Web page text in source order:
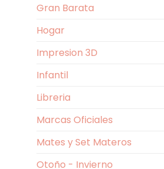
Gran Barata
Hogar
Impresion 3D
Infantil
Libreria
Marcas Oficiales
Mates y Set Materos
Otoño - Invierno